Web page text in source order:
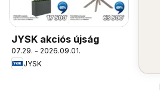
JYSK akciós újság
07.29. - 2026.09.01.
JYSK